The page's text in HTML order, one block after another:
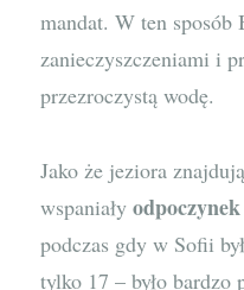
mandat. W ten sposób
zanieczyszczeniami i
przezroczystą wodę.
Jako że jeziora
wspaniały
podczas gdy w Sofii
tylko 17 – było bardzo